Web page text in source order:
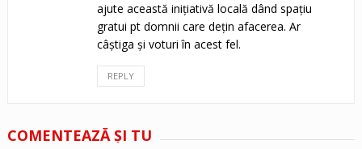
ajute această inițiativă locală dând spațiu
gratui pt domnii care dețin afacerea. Ar
câștiga și voturi în acest fel.
REPLY
COMENTEAZĂ ŞI TU